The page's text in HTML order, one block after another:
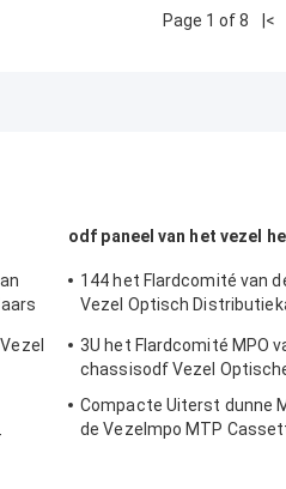
Page 1 of 8 |<
odf paneel van het vezel
144 het Flardcomité van
Vezel Optisch
3U het Flardcomité MPO
chassisodf Vezel
Compacte Uiterst dunne
de Vezelmpo MTP